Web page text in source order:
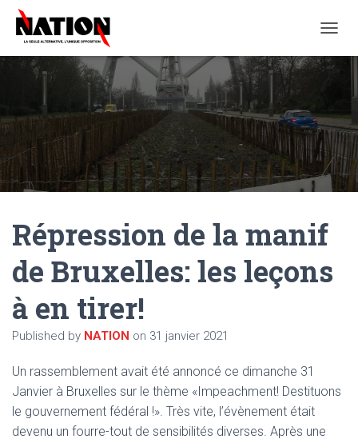
U
V
R
/
F
E
R
M
N
A
O
Répression de la manif
de Bruxelles: les leçons
à en tirer!
Published by NATION on 31 janvier 2021
Un rassemblement avait été annoncé ce dimanche 31
Janvier à Bruxelles sur le thème «Impeachment! Destituons
le gouvernement fédéral !». Très vite, l’évènement était
devenu un fourre-tout de sensibilités diverses. Après une